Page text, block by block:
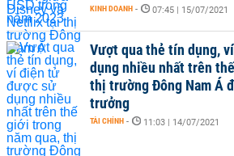
KINH DOANH - 07:45 | 15/07/2021
Vượt qua thẻ tín dụng,
dụng nhiều nhất trên
thị trường Đông Nam Á
trưởng
TÀI CHÍNH - 11:03 | 14/07/2021